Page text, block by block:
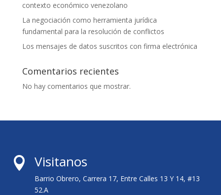
contexto económico venezolano
La negociación como herramienta jurídica
fundamental para la resolución de conflictos
Los mensajes de datos suscritos con firma electrónica
Comentarios recientes
No hay comentarios que mostrar.
 Visitanos
Barrio Obrero, Carrera 17, Entre Calles 13 Y 14, #13
52.A